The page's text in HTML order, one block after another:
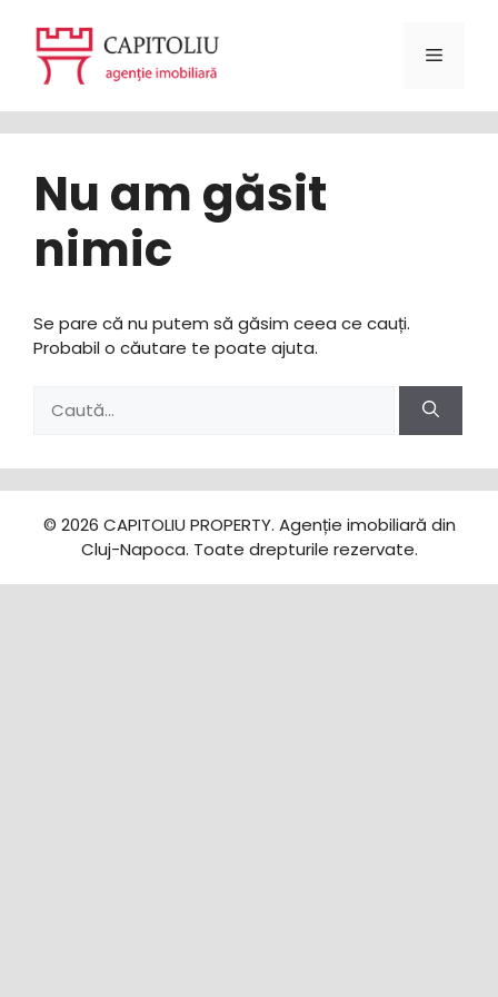
conținut
Meniu
Nu am găsit
nimic
Se pare că nu putem să găsim ceea ce cauți.
Probabil o căutare te poate ajuta.
după:
© 2026 CAPITOLIU PROPERTY. Agenție imobiliară din
Cluj-Napoca. Toate drepturile rezervate.